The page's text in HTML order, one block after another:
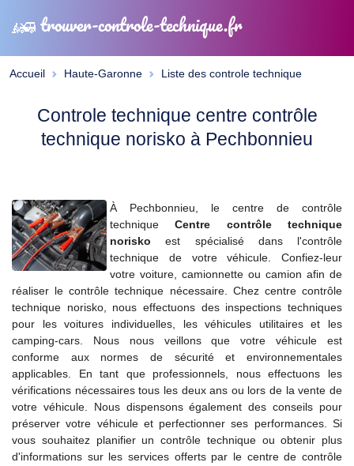
trouver-controle-technique.fr
Accueil Haute-Garonne Liste des controle technique
Controle technique centre contrôle
technique norisko à Pechbonnieu
À Pechbonnieu, le centre de contrôle
techniqueCentre contrôle technique
norisko est spécialisé dans l'contrôle
technique de votre véhicule. Confiez-leur
votre voiture, camionnette ou camion afin de
réaliser le contrôle technique nécessaire. Chez centre contrôle
technique norisko, nous effectuons des inspections techniques
pour les voitures individuelles, les véhicules utilitaires et les
camping-cars. Nous nous veillons que votre véhicule est
conforme aux normes de sécurité et environnementales
applicables. En tant que professionnels, nous effectuons les
vérifications nécessaires tous les deux ans ou lors de la vente de
votre véhicule. Nous dispensons également des conseils pour
préserver votre véhicule et perfectionner ses performances. Si
vous souhaitez planifier un contrôle technique ou obtenir plus
d'informations sur les services offerts par le centre de contrôle